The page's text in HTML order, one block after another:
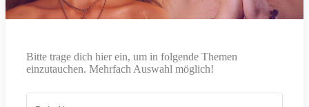
Bitte trage dich hier ein, um in folgende Themen
einzutauchen. Mehrfach Auswahl möglich!